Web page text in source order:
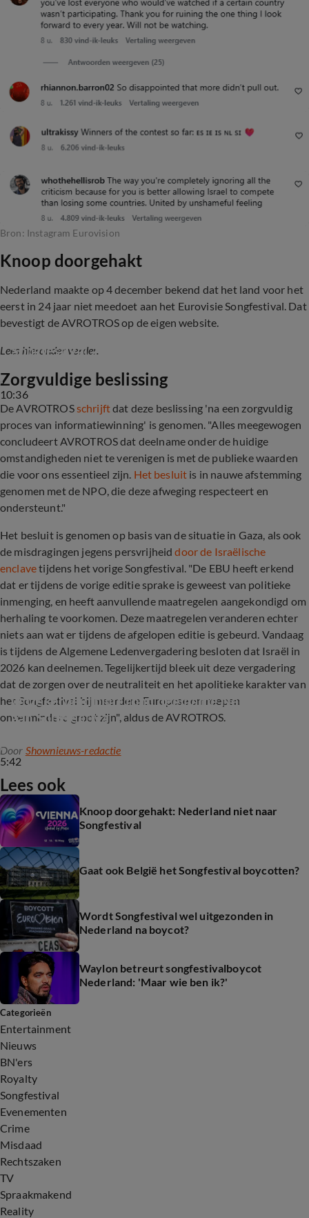
Bron: Instagram Eurovision
Knoop doorgehakt
Nederland maakte op 4 december bekend dat het land voor het
eerst in 24 jaar niet meedoet aan het Eurovisie Songfestival. Dat
bevestigt de AVROTROS op de eigen website.
Lees hieronder verder.
10:36
Nederland doet niet mee aan Eurovisie
Songfestival 2026
Zorgvuldige beslissing
De AVROTROSschrijftdat deze beslissing 'na een zorgvuldig
proces van informatiewinning' is genomen. "Alles meegewogen
concludeert AVROTROS dat deelname onder de huidige
omstandigheden niet te verenigen is met de publieke waarden
die voor ons essentieel zijn. Het besluit is in nauwe afstemming
genomen met de NPO, die deze afweging respecteert en
ondersteunt."
Het besluit is genomen op basis van de situatie in Gaza, als ook
de misdragingen jegens persvrijheiddoor de Israëlische
enclavetijdens het vorige Songfestival. "De EBU heeft erkend
dat er tijdens de vorige editie sprake is geweest van politieke
inmenging, en heeft aanvullende maatregelen aangekondigd om
herhaling te voorkomen. Deze maatregelen veranderen echter
niets aan wat er tijdens de afgelopen editie is gebeurd. Vandaag
is tijdens de Algemene Ledenvergadering besloten dat Israël in
2026 kan deelnemen. Tegelijkertijd bleek uit deze vergadering
dat de zorgen over de neutraliteit en het apolitieke karakter van
het Songfestival bij meerdere Europese omroepen
onverminderd groot zijn", aldus de AVROTROS.
5:42
Onzekerheid blijft rond deelname Nederland
aan Songfestival
Door Shownieuws-redactie
Lees ook
Knoop doorgehakt: Nederland niet naar
Songfestival
Gaat ook België het Songfestival boycotten?
Wordt Songfestival wel uitgezonden in
Nederland na boycot?
Waylon betreurt songfestivalboycot
Nederland: 'Maar wie ben ik?'
Categorieën
Entertainment
Nieuws
BN'ers
Royalty
Songfestival
Evenementen
Crime
Misdaad
Rechtszaken
TV
Spraakmakend
Reality